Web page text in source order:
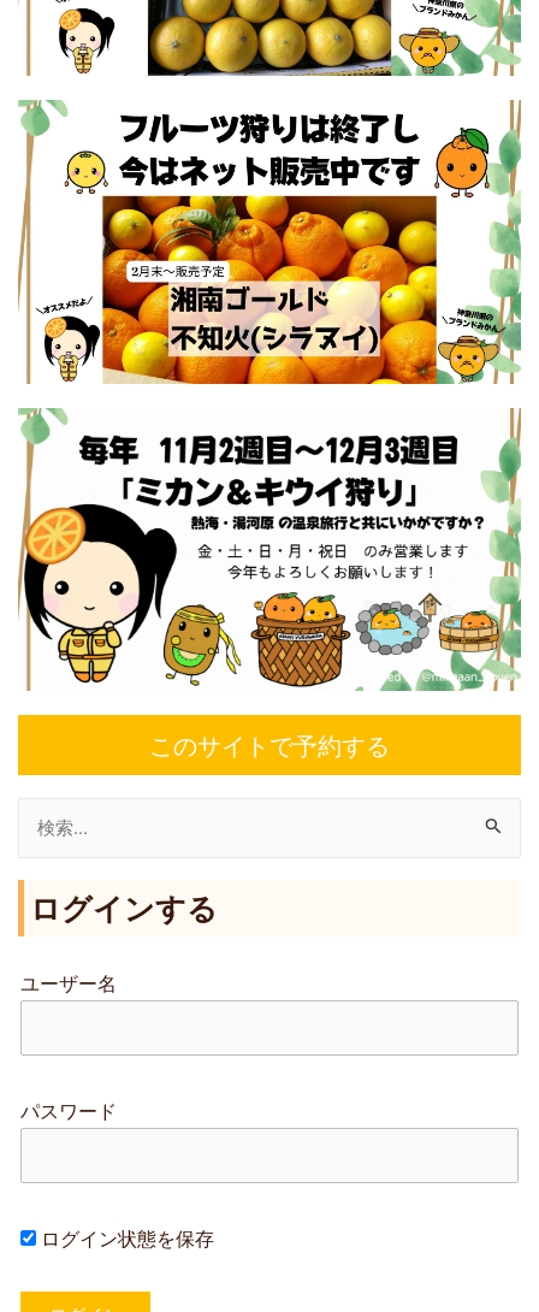
このサイトで予約する
索
象
ログインする
ユーザー名
パスワード
ログイン状態を保存